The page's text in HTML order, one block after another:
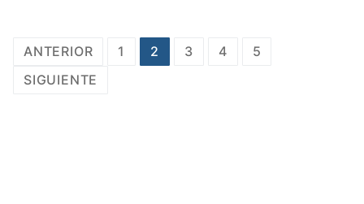
Navegación
de
ANTERIOR 1 2 3 4
5
SIGUIENTE